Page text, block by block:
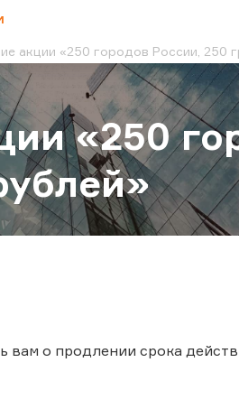
акции «250 городов России, 250
«250
о продлении срока